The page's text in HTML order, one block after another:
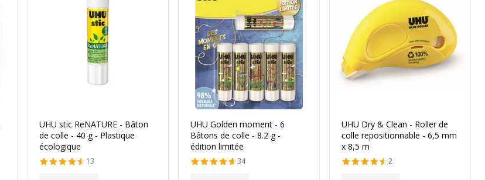
UHU stic ReNATURE - Bâton
de colle - 40 g - Plastique
écologique
13
UHU Golden moment - 6
Bâtons de colle - 8.2 g -
édition limitée
34
UHU Dry & Clean - Roller de
colle repositionnable - 6,5 mm
x 8,5 m
2